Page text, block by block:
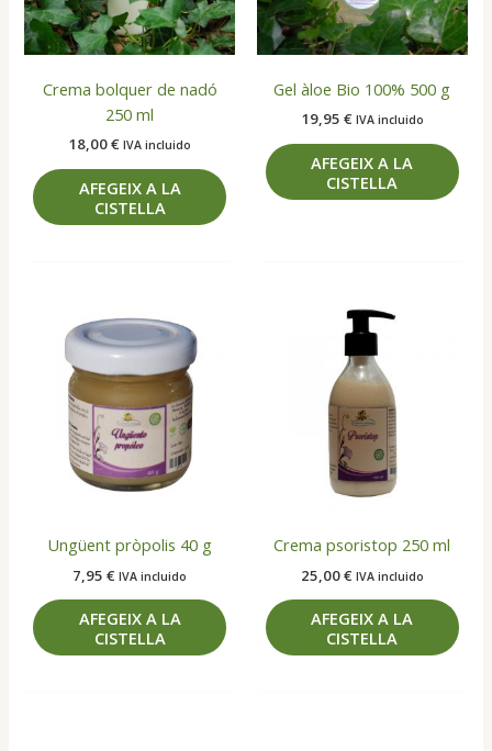
Crema bolquer de nadó
250 ml
18,00€ IVA incluido
AFEGEIX A LA
CISTELLA
Gel àloe Bio 100% 500 g
19,95 € IVA incluido
AFEGEIX A LA
CISTELLA
Ungüent pròpolis 40 g
7,95€ IVA incluido
AFEGEIX A LA
CISTELLA
Crema psoristop 250 ml
25,00€ IVA incluido
AFEGEIX A LA
CISTELLA